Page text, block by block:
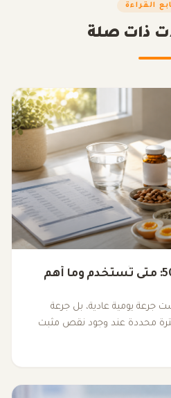
القراءة
ذات صلة
جرعة فيتامين د 50,000: متى تُستخدم وما أهم
د 50000 ليست جرعة يومية عادية، بل جرعة
محددة عند وجود نقص مثبت
على طريقة استخدامها